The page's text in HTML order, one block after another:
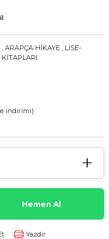
, ARAPÇA HİKAYE , LİSE-
indirimi)
Hemen Al
Yazdır